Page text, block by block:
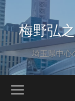
梅野弘
埼玉県中心